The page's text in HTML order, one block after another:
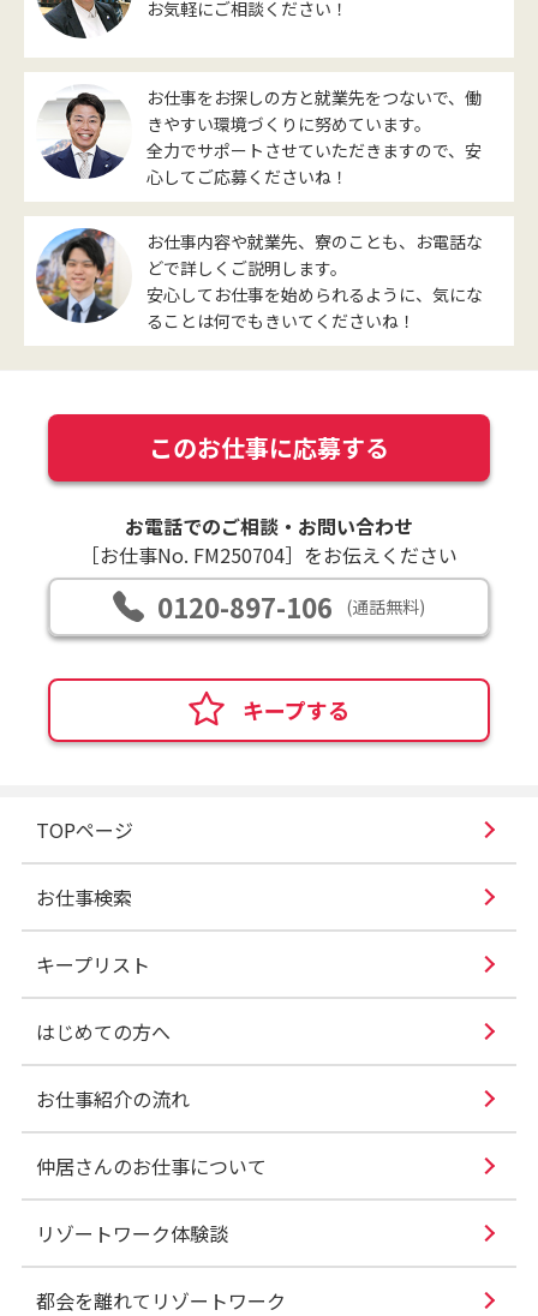
お気軽にご相談ください！
お仕事をお探しの方と就業先をつないで、働
きやすい環境づくりに努めています。
全力でサポートさせていただきますので、安
心してご応募くださいね！
お仕事内容や就業先、寮のことも、お電話な
どで詳しくご説明します。
安心してお仕事を始められるように、気にな
ることは何でもきいてくださいね！
このお仕事に応募する
お電話でのご相談・お問い合わせ
［お仕事No. FM250704］をお伝えください
0120-897-106 (通話無料)
キープする
TOPページ
お仕事検索
キープリスト
はじめての方へ
お仕事紹介の流れ
仲居さんのお仕事について
リゾートワーク体験談
都会を離れてリゾートワーク